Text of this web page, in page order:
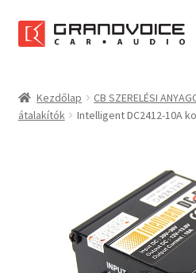
Ugrás
a
Kilépés
a
Kezdőlap CB SZERELÉSI
átalakítók
Intelligent DC2412-10A